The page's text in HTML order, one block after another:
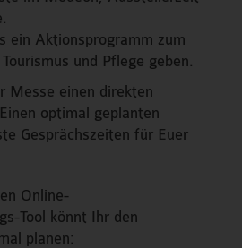
ein Aktionsprogramm zum
und Pflege geben.
Messe einen direkten
optimal geplanten
Gesprächszeiten für Euer
Online-
Tool könnt Ihr den
planen: